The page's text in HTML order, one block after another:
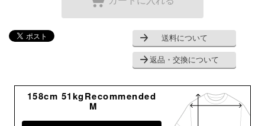
送料について
返品・交換について
158cm 51kgRecommended
M